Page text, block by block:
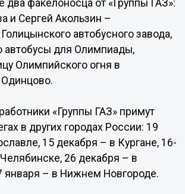
два факелоносца от «Группы ГАЗ»:
и Сергей Акользин –
автобусного завода,
автобусы для Олимпиады,
Олимпийского огня в
«Группы ГАЗ» примут
в других городах России: 19
15 декабря – в Кургане, 16-
26 декабря – в
января – в Нижнем Новгороде.